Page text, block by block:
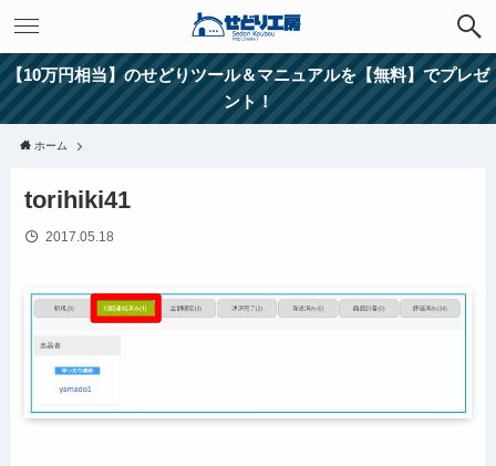
【10万円相当】のせどりツール＆マニュアルを【無料】でプレゼ
ント！
ホーム
torihiki41
2017.05.18